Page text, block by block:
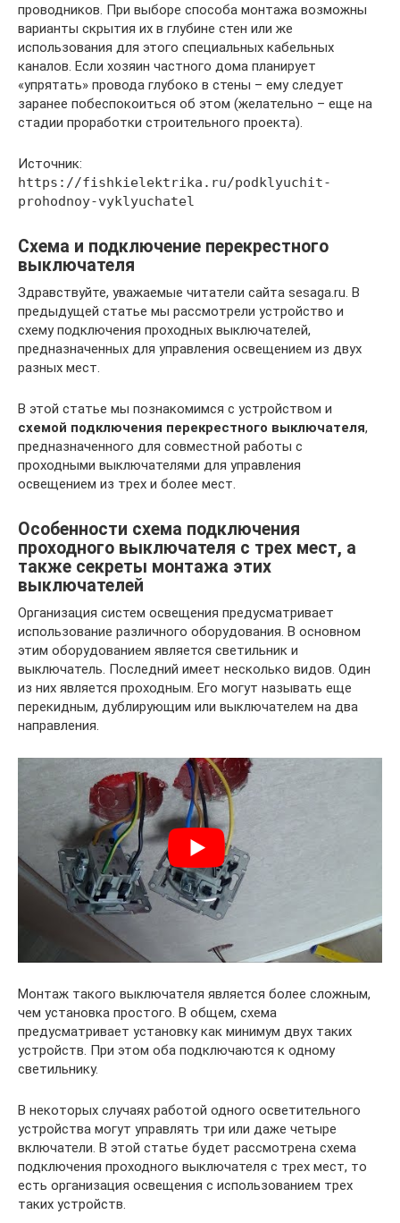
проводников. При выборе способа монтажа возможны
варианты скрытия их в глубине стен или же
использования для этого специальных кабельных
каналов. Если хозяин частного дома планирует
«упрятать» провода глубоко в стены – ему следует
заранее побеспокоиться об этом (желательно – еще на
стадии проработки строительного проекта).
Источник:
https://fishkielektrika.ru/podklyuchit-
prohodnoy-vyklyuchatel
Схема и подключение перекрестного
выключателя
Здравствуйте, уважаемые читатели сайта sesaga.ru. В
предыдущей статье мы рассмотрели устройство и
схему подключения проходных выключателей,
предназначенных для управления освещением из двух
разных мест.
В этой статье мы познакомимся с устройством и
схемой подключения перекрестного выключателя,
предназначенного для совместной работы с
проходными выключателями для управления
освещением из трех и более мест.
Особенности схема подключения
проходного выключателя с трех мест, а
также секреты монтажа этих
выключателей
Организация систем освещения предусматривает
использование различного оборудования. В основном
этим оборудованием является светильник и
выключатель. Последний имеет несколько видов. Один
из них является проходным. Его могут называть еще
перекидным, дублирующим или выключателем на два
направления.
Монтаж такого выключателя является более сложным,
чем установка простого. В общем, схема
предусматривает установку как минимум двух таких
устройств. При этом оба подключаются к одному
светильнику.
В некоторых случаях работой одного осветительного
устройства могут управлять три или даже четыре
включатели. В этой статье будет рассмотрена схема
подключения проходного выключателя с трех мест, то
есть организация освещения с использованием трех
таких устройств.